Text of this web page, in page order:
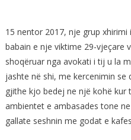
15 nentor 2017, nje grup
babain e nje viktime 29-vjeçare
shoqëruar nga avokati i tij u la
jashte në shi, me kercenimin
gjithe kjo bedej ne një kohë kur
ambientet e ambasades tone
gallate seshnin me godat e